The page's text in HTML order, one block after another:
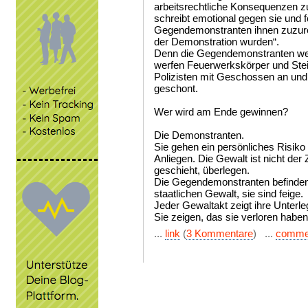
arbeitsrechtliche Konsequenzen
schreibt emotional gegen sie und
Gegendemonstranten ihnen
der Demonstration wurden“.
Denn die Gegendemonstranten
werfen Feuerwerkskörper und
Polizisten mit Geschossen an
geschont.
Wer wird am Ende gewinnen?
Die Demonstranten.
Sie gehen ein persönliches
Anliegen. Die Gewalt ist nicht
geschieht, überlegen.
Die Gegendemonstranten
staatlichen Gewalt, sie sind feige.
Jeder Gewaltakt zeigt ihre
Sie zeigen, das sie verloren
... link (3 Kommentare) ...